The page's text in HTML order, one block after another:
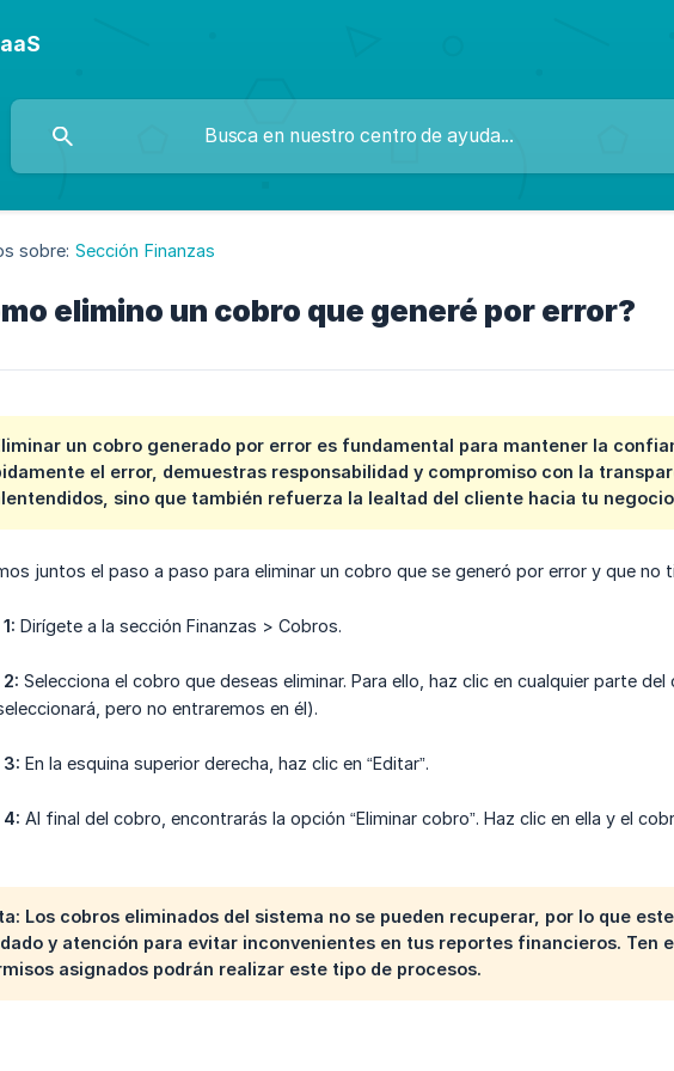
sobre: Sección Finanzas
elimino un cobro que generé por error?
un cobro generado por error es fundamental para mantener la
el error, demuestras responsabilidad y compromiso con la
sino que también refuerza la lealtad del cliente hacia tu
juntos el paso a paso para eliminar un cobro que se generó por error y que no
Dirígete a la sección Finanzas > Cobros.
Selecciona el cobro que deseas eliminar. Para ello, haz clic en cualquier parte
pero no entraremos en él).
3: En la esquina superior derecha, haz clic en “Editar”.
4: Al final del cobro, encontrarás la opción “Eliminar cobro”. Haz clic en ella y el
Los cobros eliminados del sistema no se pueden recuperar, por lo que
y atención para evitar inconvenientes en tus reportes financieros. Ten
asignados podrán realizar este tipo de procesos.